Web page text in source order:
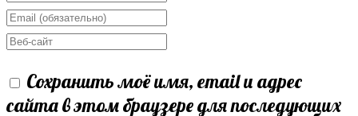
your
name
username
to
Enter
your
address
to
Enter
website
URL
Сохранить моё имя, email и адрес
сайта в этом браузере для последующих